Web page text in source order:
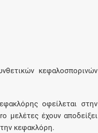
κεφαλοσπορινών
οφείλεται στην
μελέτες έχουν αποδείξει
κεφακλόρη.